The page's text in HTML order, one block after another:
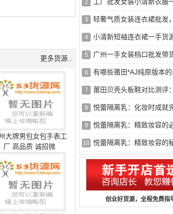
更多货源..
大牌男包女包手表工
厂 高品质 诚招微
2
3 轻奢气质女装连衣裙批发，工厂直供，
4 小清新短袖连衣裙一手货源批发，厂家直
5 广州一手女装档口批发带货，厂家直批，
6 有哪些莆田*AJ纯原版本
7 莆田贝壳头板鞋对比测评：同样的价格，细节区别在哪
8 悦蕾隔离乳：化妆时成就完美妆容的
9 悦蕾隔离乳：精致妆容的
10 悦蕾隔离乳：精致妆容的
创业好货源，全程免费指